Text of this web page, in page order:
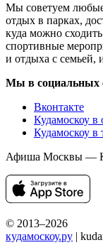
Мы советуем
отдых в парках,
куда можно
спортивные
и отдыха с семьей,
Мы в социальных
Вконтакте
Кудамоскоу в
Кудамоскоу в
Афиша Москвы —
© 2013–2026
кудамоскоу.ру |